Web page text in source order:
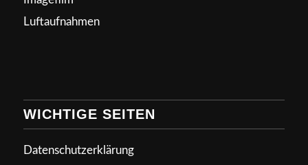
Luftaufnahmen
WICHTIGE SEITEN
Datenschutzerklärung